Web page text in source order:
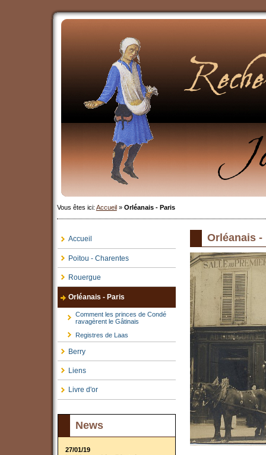
Vous êtes ici: Accueil» Orléanais - Paris
Accueil
Poitou - Charentes
Rouergue
Orléanais - Paris
Comment les princes de Condé
ravagèrent le Gâtinais
Registres de Laas
Berry
Liens
Livre d'or
News
27/01/19
Orléanais -